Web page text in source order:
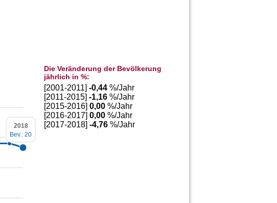
2018
Bev.: 20
Die Veränderung der Bevölkerung
jährlich in %:
[2001-2011]-0,44 %/Jahr
[2011-2015]-1,16 %/Jahr
[2015-2016]0,00 %/Jahr
[2016-2017]0,00 %/Jahr
[2017-2018]-4,76 %/Jahr